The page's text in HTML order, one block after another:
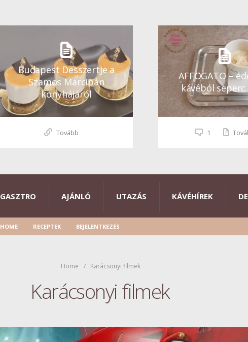
Budapest Desszertje a
Szamos Marcipán
konyhájáról
Tovább
AFFOGATO –
kávéból
1
GASZTRO AJÁNLÓ UTAZÁS KÁVÉHÍREK
HOME RECEPTEK BEJELENTKEZÉS
Home Karácsonyi filmek
Karácsonyi filmek